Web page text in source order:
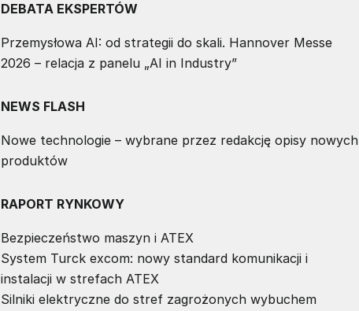
DEBATA EKSPERTÓW
Przemysłowa AI: od strategii do skali. Hannover Messe
2026 – relacja z panelu „AI in Industry”
NEWS FLASH
Nowe technologie – wybrane przez redakcję opisy nowych
produktów
RAPORT RYNKOWY
Bezpieczeństwo maszyn i ATEX
System Turck excom: nowy standard komunikacji i
instalacji w strefach ATEX
Silniki elektryczne do stref zagrożonych wybuchem